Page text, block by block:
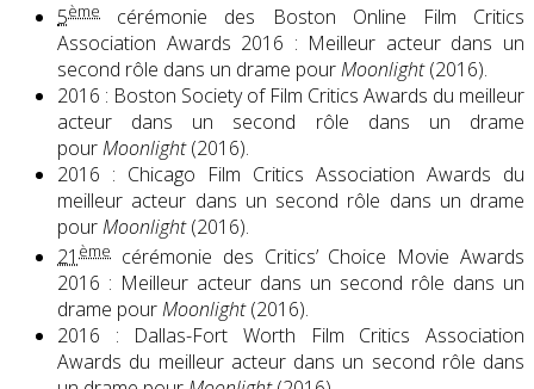
5ème
cérémonie des Boston Online Film Critics
Association Awards 2016 : Meilleur acteur dans un
second rôle dans un drame pourMoonlight(2016).
2016 : Boston Society of Film Critics Awards du meilleur
acteur dans un second rôle dans un drame
pourMoonlight(2016).
2016 : Chicago Film Critics Association Awards du
meilleur acteur dans un second rôle dans un drame
pourMoonlight(2016).
21ème
cérémonie des Critics’ Choice Movie Awards
2016 : Meilleur acteur dans un second rôle dans un
drame pourMoonlight(2016).
2016 : Dallas-Fort Worth Film Critics Association
Awards du meilleur acteur dans un second rôle dans